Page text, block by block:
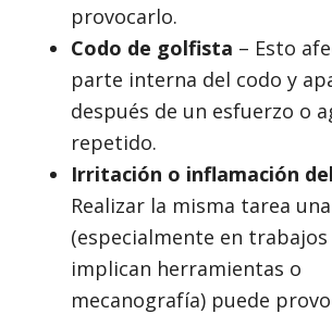
provocarlo.
Codo de golfista – Esto
parte interna del codo y
después de un esfuerzo o
repetido.
Irritación o inflamación
Realizar la misma tarea
(especialmente en trabajos
implican herramientas o
mecanografía) puede